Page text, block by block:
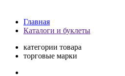
Главная
Каталоги и буклеты
категории товара
торговые марки